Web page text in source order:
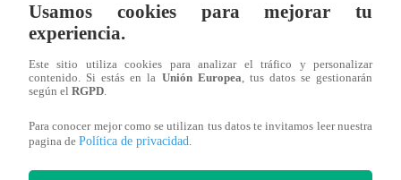
Muere exparticipante de La Voz Colombia
tras denunciar negligencia médica
Usamos cookies para mejorar tu
experiencia.
Este sitio utiliza cookies para analizar el tráfico y personalizar
contenido. Si estás en la Unión Europea, tus datos se gestionarán
según el RGPD.
Para conocer mejor como se utilizan tus datos te invitamos leer nuestra
pagina de Política de privacidad.